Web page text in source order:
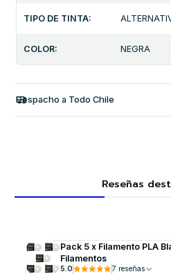
TIPO DE TINTA:
COLOR: NEGRA
Despacho a Todo Chile
Reseñas
Pack 5 x Filamento PLA
Filamentos
5.0 7 reseñas